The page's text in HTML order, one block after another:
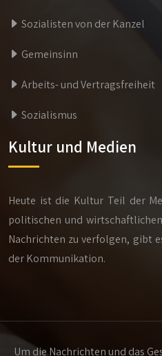
Sozialisten von der Kanzel
Gemeinsinn
Arbeits- und Vertragsfreiheit
Sozialismus
Kultur und Medien
Heute ist die Kultur Teil der
politischen und
Nachrichten zu verfolgen, gibt
der Kommunikation.
Um die Nachrichten und das